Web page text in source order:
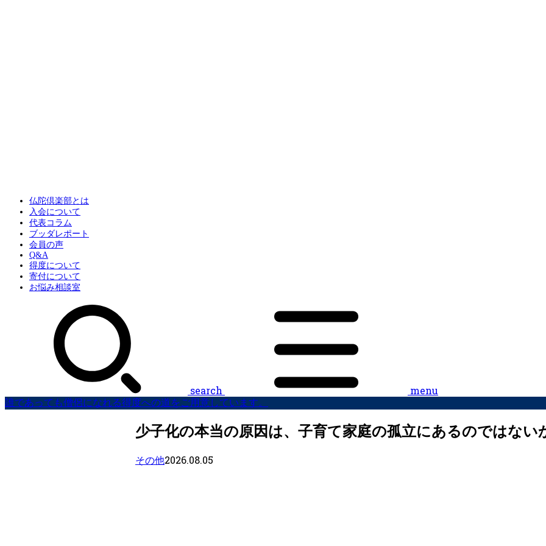
仏陀倶楽部とは
入会について
代表コラム
ブッダレポート
会員の声
Q&A
得度について
寄付について
お悩み相談室
search menu
誰であっても僧侶になれる得度への道をご用意しています。
少子化の本当の原因は、子育て家庭の孤立にあるのではない
その他2026.08.05